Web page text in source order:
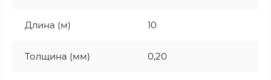
Длина (м) 10
Толщина (мм) 0,20